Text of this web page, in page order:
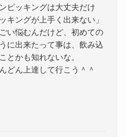
ピッキングは大丈夫だけ
キングが上手く出来ない」
い悩むんだけど、初めての
に出来たって事は、飲み込
とかも知れないな。
どん上達して行こう＾＾